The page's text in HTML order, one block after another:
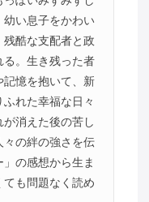
幼い息子をかわい
酷な支配者と政
。生き残った者
記憶を抱いて、新
れた幸福な日々
消えた後の苦し
の絆の強さを伝
の感想から生ま
も問題なく読め